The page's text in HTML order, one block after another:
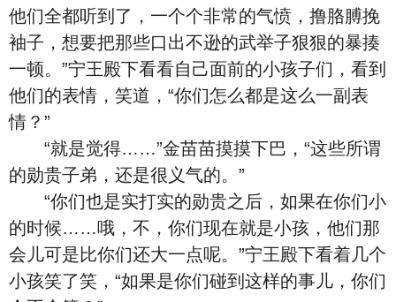
他们全都听到了，一个个非常的气愤，撸胳膊挽
袖子，想要把那些口出不逊的武举子狠狠的暴揍
一顿。”宁王殿下看看自己面前的小孩子们，看到
他们的表情，笑道，“你们怎么都是这么一副表
情？”
“就是觉得……”金苗苗摸摸下巴，“这些所谓
的勋贵子弟，还是很义气的。”
“你们也是实打实的勋贵之后，如果在你们小
的时候……哦，不，你们现在就是小孩，他们那
会儿可是比你们还大一点呢。”宁王殿下看着几个
小孩笑了笑，“如果是你们碰到这样的事儿，你们